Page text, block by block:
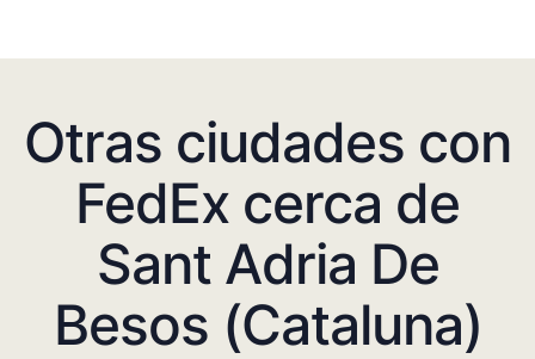
Otras ciudades con
FedEx cerca de
Sant Adria De
Besos (Cataluna)